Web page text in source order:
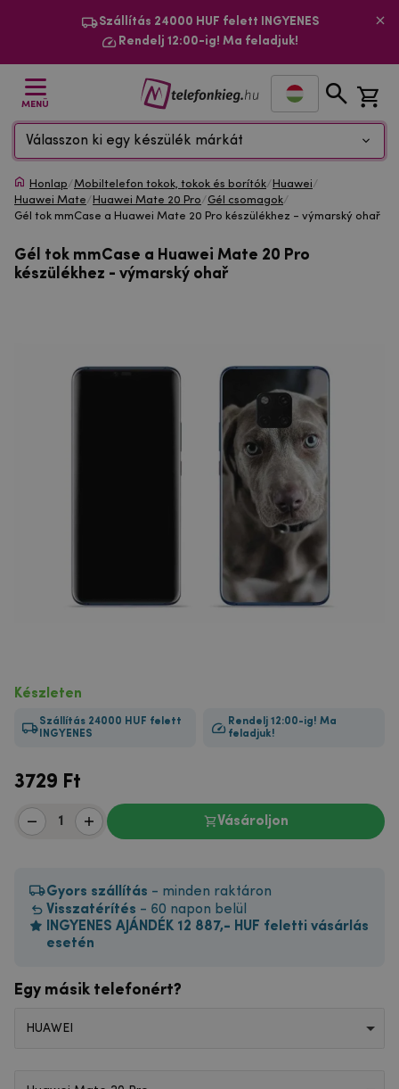
Szállítás 24000 HUF felett INGYENES
Rendelj 12:00-ig! Ma feladjuk!
MENÜ
Válasszon ki egy készülék márkát
Honlap/Mobiltelefon tokok, tokok és borítók/ Huawei/
Huawei Mate/ Huawei Mate 20 Pro/Gél csomagok/
Gél tok mmCase a Huawei Mate 20 Pro készülékhez - výmarský ohař
Gél tok mmCase a Huawei Mate 20 Pro
készülékhez - výmarský ohař
Készleten
Szállítás 24000 HUF felett
INGYENES
Rendelj 12:00-ig! Ma
feladjuk!
3729 Ft
Vásároljon
Gyors szállítás - minden raktáron
Visszatérítés - 60 napon belül
INGYENES AJÁNDÉK 12 887,- HUF feletti vásárlás
esetén
Egy másik telefonért?
HUAWEI